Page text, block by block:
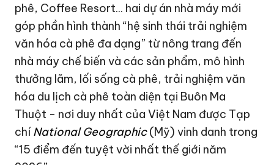
phê, Coffee Resort... hai dự án nhà máy mới
góp phần hình thành “hệ sinh thái trải nghiệm
văn hóa cà phê đa dạng” từ nông trang đến
nhà máy chế biến và các sản phẩm, mô hình
thưởng lãm, lối sống cà phê, trải nghiệm văn
hóa du lịch cà phê toàn diện tại Buôn Ma
Thuột - nơi duy nhất của Việt Nam được Tạp
chíNational Geographic(Mỹ) vinh danh trong
“15 điểm đến tuyệt vời nhất thế giới năm